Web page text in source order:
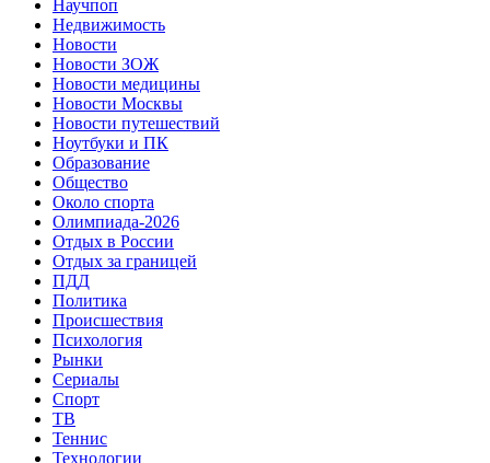
Научпоп
Недвижимость
Новости
Новости ЗОЖ
Новости медицины
Новости Москвы
Новости путешествий
Ноутбуки и ПК
Образование
Общество
Около спорта
Олимпиада-2026
Отдых в России
Отдых за границей
ПДД
Политика
Происшествия
Психология
Рынки
Сериалы
Спорт
ТВ
Теннис
Технологии